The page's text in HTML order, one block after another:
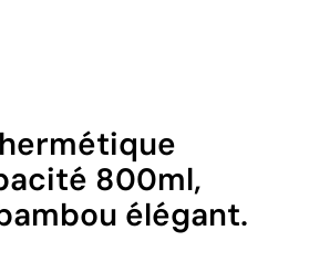
800ml,
élégant.